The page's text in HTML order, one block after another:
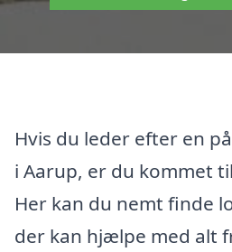
Hvis du leder efter en
i Aarup, er du kommet
Her kan du nemt finde
der kan hjælpe med alt